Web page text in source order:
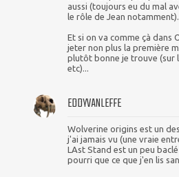
aussi (toujours eu du mal
le rôle de Jean notamment).
Et si on va comme çà dans
jeter non plus la première
plutôt bonne je trouve (sur
etc)...
EDDYVANLEFFE
Wolverine origins est un
j'ai jamais vu (une vraie
LAst Stand est un peu
pourri que ce que j'en lis